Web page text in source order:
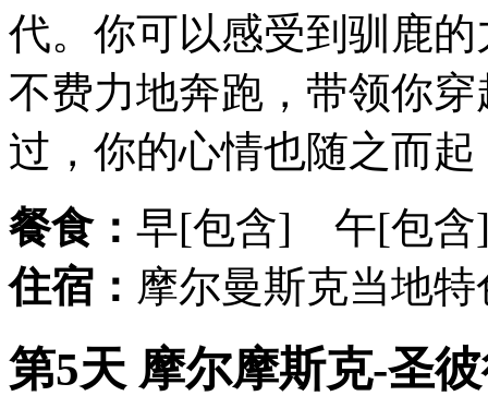
代。你可以感受到驯鹿
不费力地奔跑，带领你
过，你的心情也随之而
餐食： 早[包含] 午[包
住宿： 摩尔曼斯克当地
第5天 摩尔摩斯克-圣